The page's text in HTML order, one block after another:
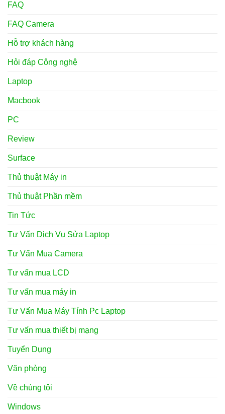
FAQ
FAQ Camera
Hỗ trợ khách hàng
Hỏi đáp Công nghệ
Laptop
Macbook
PC
Review
Surface
Thủ thuật Máy in
Thủ thuật Phần mềm
Tin Tức
Tư Vấn Dịch Vụ Sửa Laptop
Tư Vấn Mua Camera
Tư vấn mua LCD
Tư vấn mua máy in
Tư Vấn Mua Máy Tính Pc Laptop
Tư vấn mua thiết bị mạng
Tuyển Dụng
Văn phòng
Về chúng tôi
Windows